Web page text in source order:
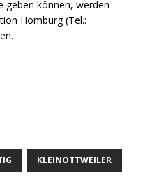
geben können, werden
Homburg (Tel.:
KLEINOTTWEILER